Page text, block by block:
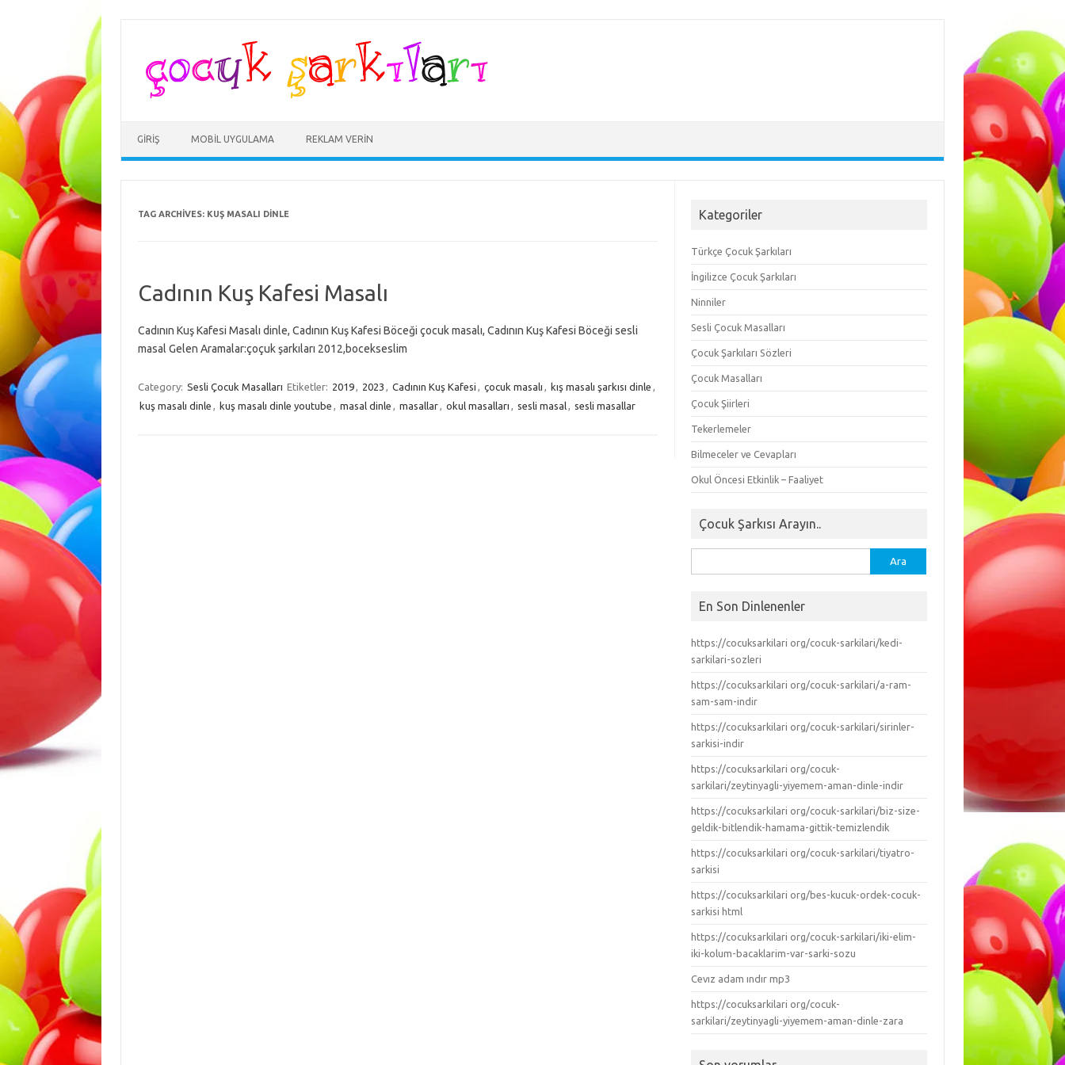
GIRIŞ MOBIL UYGULAMA REKLAM VERIN
TAG ARCHIVES: KUŞ MASALI DINLE
Cadının Kuş Kafesi Masalı
Cadının Kuş Kafesi Masalı dinle, Cadının Kuş Kafesi Böceği çocuk masalı, Cadının Kuş Kafesi Böceği sesli
masal Gelen Aramalar:çoçuk şarkıları 2012,bocekseslim
Category: Sesli Çocuk Masalları Etiketler: 2019, 2023 , Cadının Kuş Kafesi , çocuk masalı , kış masalı şarkısı dinle ,
kuş masalı dinle , kuş masalı dinle youtube , masal dinle , masallar, okul masalları , sesli masal, sesli masallar
Kategoriler
Türkçe Çocuk Şarkıları
İngilizce Çocuk Şarkıları
Ninniler
Sesli Çocuk Masalları
Çocuk Şarkıları Sözleri
Çocuk Masalları
Çocuk Şiirleri
Tekerlemeler
Bilmeceler ve Cevapları
Okul Öncesi Etkinlik – Faaliyet
Çocuk Şarkısı Arayın..
En Son Dinlenenler
https://cocuksarkilari org/cocuk-sarkilari/kedi-
sarkilari-sozleri
https://cocuksarkilari org/cocuk-sarkilari/a-ram-
sam-sam-indir
https://cocuksarkilari org/cocuk-sarkilari/sirinler-
sarkisi-indir
https://cocuksarkilari org/cocuk-
sarkilari/zeytinyagli-yiyemem-aman-dinle-indir
https://cocuksarkilari org/cocuk-sarkilari/biz-size-
geldik-bitlendik-hamama-gittik-temizlendik
https://cocuksarkilari org/cocuk-sarkilari/tiyatro-
sarkisi
https://cocuksarkilari org/bes-kucuk-ordek-cocuk-
sarkisi html
https://cocuksarkilari org/cocuk-sarkilari/iki-elim-
iki-kolum-bacaklarim-var-sarki-sozu
Cevız adam ındır mp3
https://cocuksarkilari org/cocuk-
sarkilari/zeytinyagli-yiyemem-aman-dinle-zara